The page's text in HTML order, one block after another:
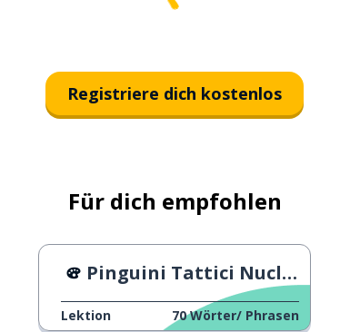
Registriere dich kostenlos
Für dich empfohlen
Pinguini Tattici Nucleari - Bohémien
Lektion 70 Wörter/ Phrasen